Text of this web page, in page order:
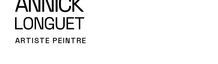
ARTISTE PEINTRE